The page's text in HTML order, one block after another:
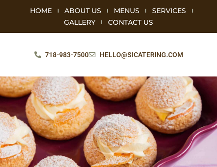
HOME ABOUT US MENUS
SERVICES
GALLERY
CONTACT US
718-983-7500 HELLO@SICATERING.COM